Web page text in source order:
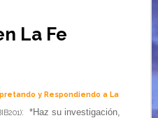
La Fe
y Respondiendo a La
: *Haz su investigación,